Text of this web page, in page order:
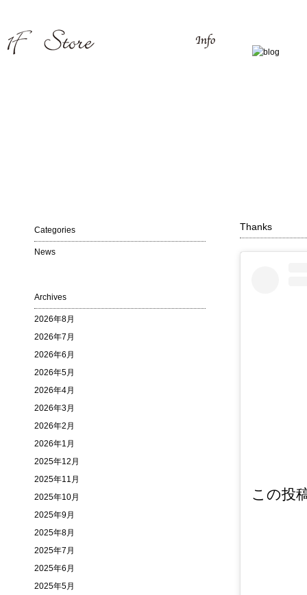
Thanks
この投
Categories
News
Archives
2026年8月
2026年7月
2026年6月
2026年5月
2026年4月
2026年3月
2026年2月
2026年1月
2025年12月
2025年11月
2025年10月
2025年9月
2025年8月
2025年7月
2025年6月
2025年5月